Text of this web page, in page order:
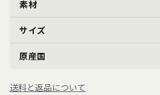
素材
サイズ
原産国
送料と返品について